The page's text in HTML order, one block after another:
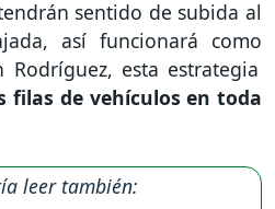
sentido de subida al
así funcionará como
Rodríguez, esta estrategia
filas de vehículos en toda
leer también: